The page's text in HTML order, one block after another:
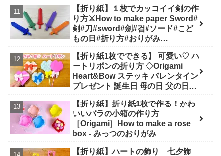
【折り紙】１枚でカッコイイ剣の作
り方⚔How to make paper Sword#
剣#刀#sword#劍#검#ソード#こど
もの日#折り方#おりがみ
- Origami hana's channel
【折り紙1枚でできる】 可愛い♡ ハ
ートリボンの折り方 ◇Origami
Heart&Bow ステッキ バレンタイン
プレゼント 誕生日 母の日 父の日
Origami-plaza
【折り紙】折り紙1枚で作る！かわ
いいバラの小箱の作り方
［Origami］How to make a rose
box - みっつのおりがみ
【折り紙】ハートの飾り 七夕飾